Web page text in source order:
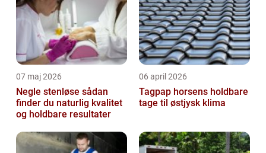
07 maj 2026
Negle stenløse sådan
finder du naturlig kvalitet
og holdbare resultater
06 april 2026
Tagpap horsens holdbare
tage til østjysk klima